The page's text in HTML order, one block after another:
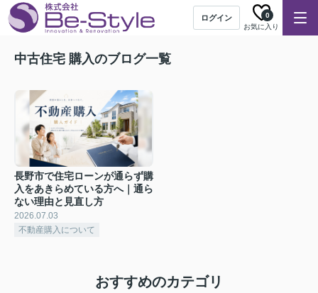
ログイン
お気に入り
0
中古住宅 購入のブログ一覧
長野市で住宅ローンが通らず購
入をあきらめている方へ｜通ら
ない理由と見直し方
2026.07.03
不動産購入について
おすすめのカテゴリ